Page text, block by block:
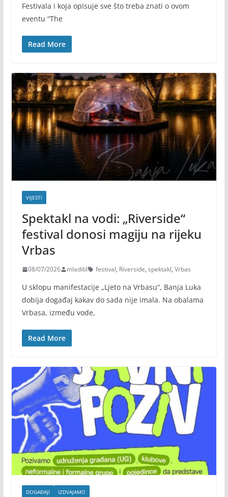
Festivala i koja opisuje sve što treba znati o ovom
eventu “The
Read More
VIJESTI
Spektakl na vodi: „Riverside“
festival donosi magiju na rijeku
Vrbas
08/07/2026 mladibl festival, Riverside, spektakl, Vrbas
U sklopu manifestacije „Ljeto na Vrbasu“, Banja Luka
dobija događaj kakav do sada nije imala. Na obalama
Vrbasa, između vode,
Read More
DOGAĐAJI IZDVAJAMO